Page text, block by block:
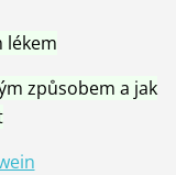
lékem
způsobem a jak